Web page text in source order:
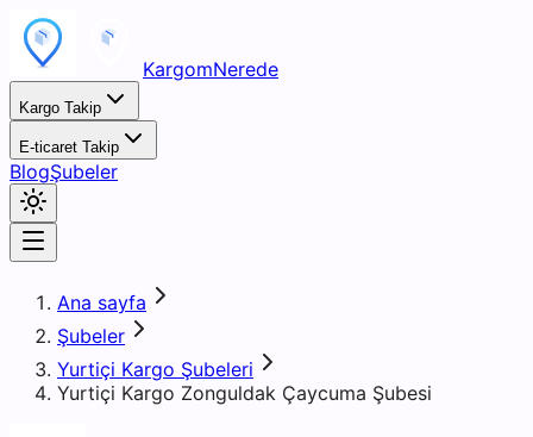
KargomNerede
Kargo Takip
E-ticaret Takip
BlogŞubeler
Ana sayfa
Şubeler
Yurtiçi Kargo Şubeleri
Yurtiçi Kargo Zonguldak Çaycuma Şubesi